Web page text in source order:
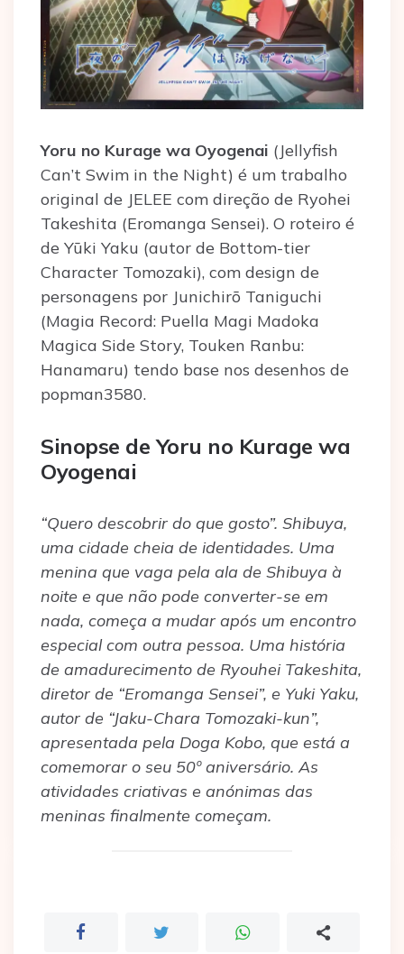
Yoru no Kurage wa Oyogenai (Jellyfish
Can’t Swim in the Night) é um trabalho
original de JELEE com direção de Ryohei
Takeshita (Eromanga Sensei). O roteiro é
de Yūki Yaku (autor de Bottom-tier
Character Tomozaki), com design de
personagens por Junichirō Taniguchi
(Magia Record: Puella Magi Madoka
Magica Side Story, Touken Ranbu:
Hanamaru) tendo base nos desenhos de
popman3580.
Sinopse de Yoru no Kurage wa
Oyogenai
“Quero descobrir do que gosto”. Shibuya,
uma cidade cheia de identidades. Uma
menina que vaga pela ala de Shibuya à
noite e que não pode converter-se em
nada, começa a mudar após um encontro
especial com outra pessoa. Uma história
de amadurecimento de Ryouhei Takeshita,
diretor de “Eromanga Sensei”, e Yuki Yaku,
autor de “Jaku-Chara Tomozaki-kun”,
apresentada pela Doga Kobo, que está a
comemorar o seu 50º aniversário. As
atividades criativas e anónimas das
meninas finalmente começam.